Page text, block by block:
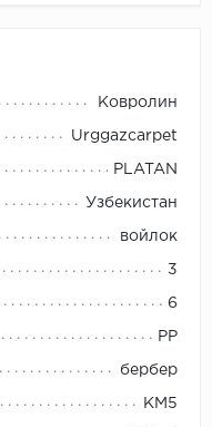
Millenium
Moduleo
Natisston
Ковролин
Urggazcarpet
PLATAN
Узбекистан
войлок
3
6
PP
бербер
КМ5